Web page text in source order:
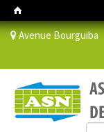
Avenue